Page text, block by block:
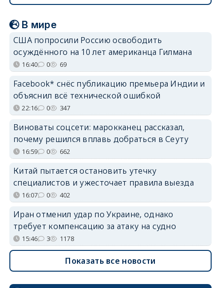
В мире
США попросили Россию освободить
осуждённого на 10 лет американца Гилмана
16:40 0 69
Facebook* снёс публикацию премьера Индии и
объяснил всё технической ошибкой
22:16 0 347
Виноваты соцсети: марокканец рассказал,
почему решился вплавь добраться в Сеуту
16:59 0 662
Китай пытается остановить утечку
специалистов и ужесточает правила выезда
16:07 0 402
Иран отменил удар по Украине, однако
требует компенсацию за атаку на судно
15:46 3 1178
Показать все новости